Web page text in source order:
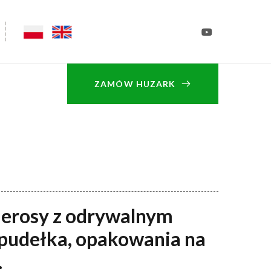
ZAMÓW HUZARK
z odrywalnym
opakowania na